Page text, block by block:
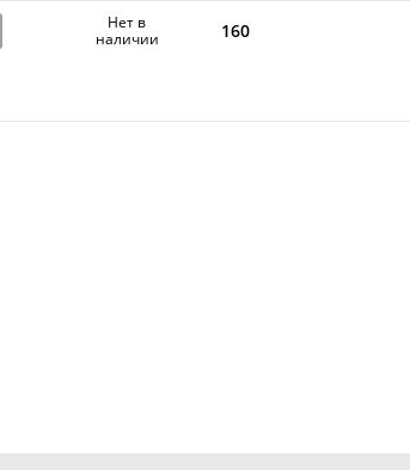
Нет в
наличии
160